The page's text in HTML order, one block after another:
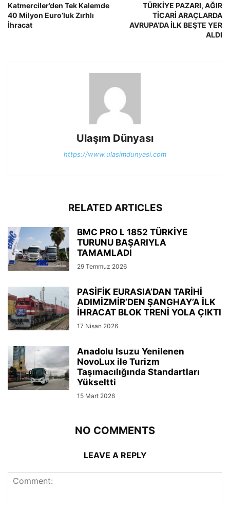
Katmerciler’den Tek Kalemde
40 Milyon Euro’luk Zırhlı
İhracat
TÜRKİYE PAZARI, AĞIR
TİCARİ ARAÇLARDA
AVRUPA’DA İLK BEŞTE YER
ALDI
Ulaşım Dünyası
https://www.ulasimdunyasi.com
RELATED ARTICLES
BMC PRO L 1852 TÜRKİYE
TURUNU BAŞARIYLA
TAMAMLADI
29 Temmuz 2026
PASİFİK EURASIA’DAN TARİHİ
ADIMİZMİR’DEN ŞANGHAY’A İLK
İHRACAT BLOK TRENİ YOLA ÇIKTI
17 Nisan 2026
Anadolu Isuzu Yenilenen
NovoLux ile Turizm
Taşımacılığında Standartları
Yükseltti
15 Mart 2026
NO COMMENTS
LEAVE A REPLY